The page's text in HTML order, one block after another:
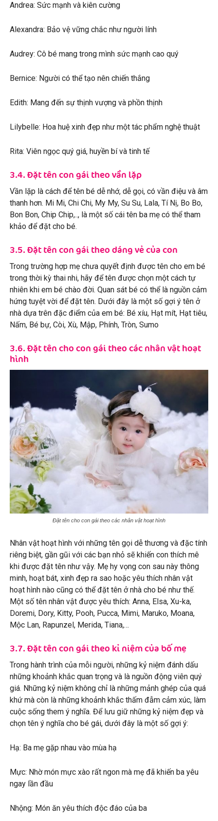
Andrea: Sức mạnh và kiên cường
Alexandra: Bảo vệ vững chắc như người lính
Audrey: Cô bé mang trong mình sức mạnh cao quý
Bernice: Người có thể tạo nên chiến thắng
Edith: Mang đến sự thịnh vượng và phồn thịnh
Lilybelle: Hoa huệ xinh đẹp như một tác phẩm nghệ thuật
Rita: Viên ngọc quý giá, huyền bí và tinh tế
3.4. Đặt tên con gái theo vần lặp
Vần lặp là cách để tên bé dễ nhớ, dễ gọi, có vần điệu và âm
thanh hơn. Mi Mi, Chi Chi, My My, Su Su, Lala, Tí Nị, Bo Bo,
Bon Bon, Chip Chip,.., là một số cái tên ba mẹ có thể tham
khảo để đặt cho bé.
3.5. Đặt tên con gái theo dáng vẻ của con
Trong trường hợp mẹ chưa quyết định được tên cho em bé
trong thời kỳ thai nhi, hãy để tên được chọn một cách tự
nhiên khi em bé chào đời. Quan sát bé có thể là nguồn cảm
hứng tuyệt vời để đặt tên. Dưới đây là một số gợi ý tên ở
nhà dựa trên đặc điểm của em bé: Bé xíu, Hạt mít, Hạt tiêu,
Nấm, Bé bự, Còi, Xù, Mập, Phính, Tròn, Sumo
3.6. Đặt tên cho con gái theo các nhân vật hoạt
hình
Đặt tên cho con gái theo các nhân vật hoạt hình
Nhân vật hoạt hình với những tên gọi dễ thương và đặc tính
riêng biệt, gần gũi với các bạn nhỏ sẽ khiến con thích mê
khi được đặt tên như vậy. Mẹ hy vọng con sau này thông
minh, hoạt bát, xinh đẹp ra sao hoặc yêu thích nhân vật
hoạt hình nào cũng có thể đặt tên ở nhà cho bé như thế.
Một số tên nhân vật được yêu thích: Anna, Elsa, Xu-ka,
Doremi, Dory, Kitty, Pooh, Pucca, Mimi, Maruko, Moana,
Mộc Lan, Rapunzel, Merida, Tiana,…
3.7. Đặt tên con gái theo kỉ niệm của bố mẹ
Trong hành trình của mỗi người, những kỷ niệm đánh dấu
những khoảnh khắc quan trọng và là nguồn động viên quý
giá. Những kỷ niệm không chỉ là những mảnh ghép của quá
khứ mà còn là những khoảnh khắc thấm đẫm cảm xúc, làm
cuộc sống them ý nghĩa. Để lưu giữ những kỷ niệm đẹp và
chọn tên ý nghĩa cho bé gái, dưới đây là một số gợi ý:
Hạ: Ba mẹ gặp nhau vào mùa hạ
Mực: Nhờ món mực xào rất ngon mà mẹ đã khiến ba yêu
ngay lần đầu
Nhộng: Món ăn yêu thích độc đáo của ba